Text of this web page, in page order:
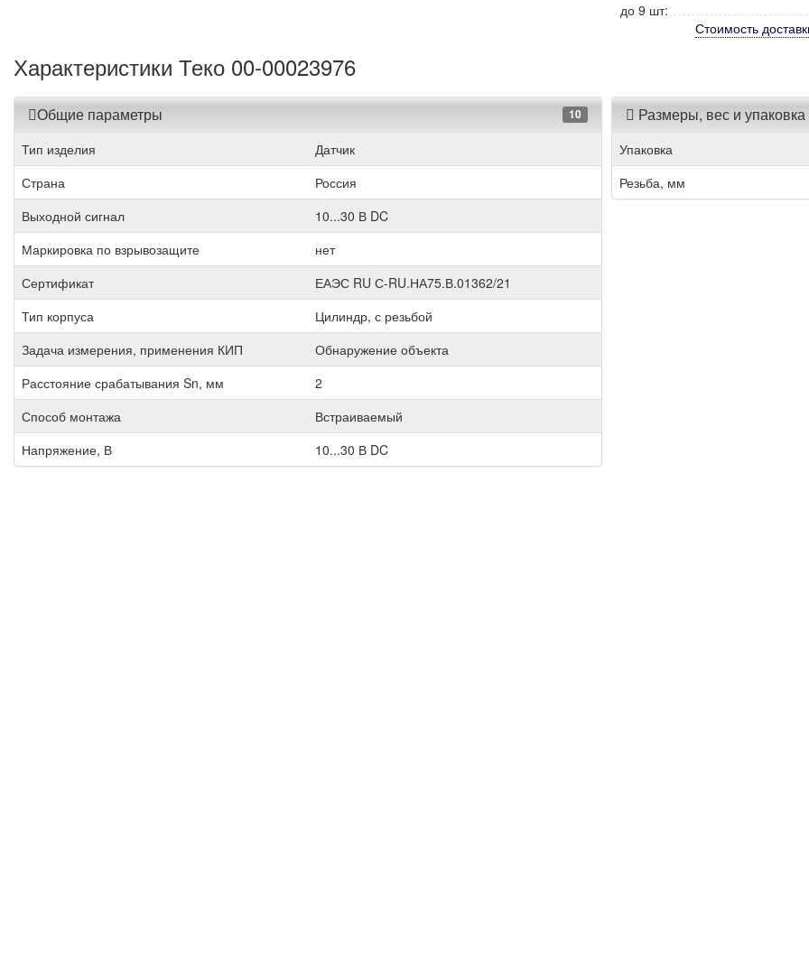
до 9 шт:
Стоимость
Характеристики Теко 00-00023976
Общие параметры 10
Тип изделия
Датчик
Страна
Россия
Выходной сигнал
10...30 В DC
Маркировка по взрывозащите
нет
Сертификат
ЕАЭС RU С-RU.НА75.В.01362/21
Тип корпуса
Цилиндр, с резьбой
Задача измерения, применения КИП
Обнаружение объекта
Расстояние срабатывания Sn, мм
2
Способ монтажа
Встраиваемый
Напряжение, В
10...30 В DC
Размеры, вес и упаковка
Упаковка
Резьба, мм